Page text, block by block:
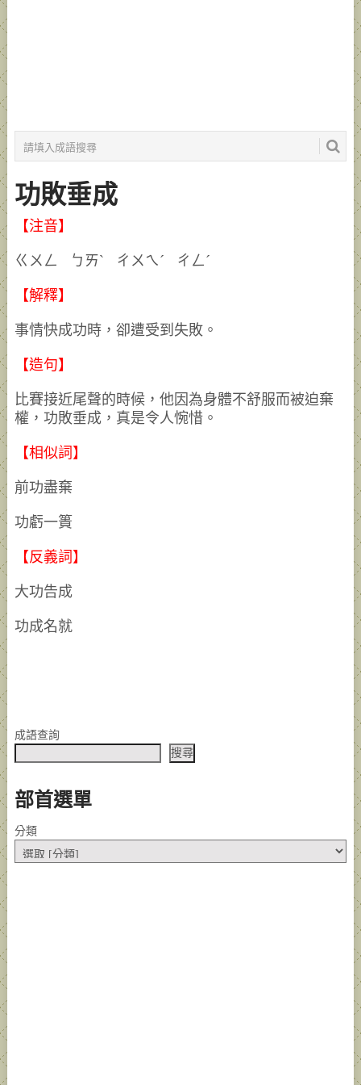
功敗垂成
【注音】
ㄍㄨㄥ ㄅㄞˋ ㄔㄨㄟˊ ㄔㄥˊ
【解釋】
事情快成功時，卻遭受到失敗。
【造句】
比賽接近尾聲的時候，他因為身體不舒服而被迫棄
權，功敗垂成，真是令人惋惜。
【相似詞】
前功盡棄
功虧一簣
【反義詞】
大功告成
功成名就
成語查詢
搜尋
部首選單
分類